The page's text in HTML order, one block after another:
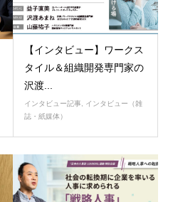
【インタビュー】ワークス
タイル＆組織開発専門家の
沢渡...
インタビュー記事, インタビュー（雑
誌・紙媒体）